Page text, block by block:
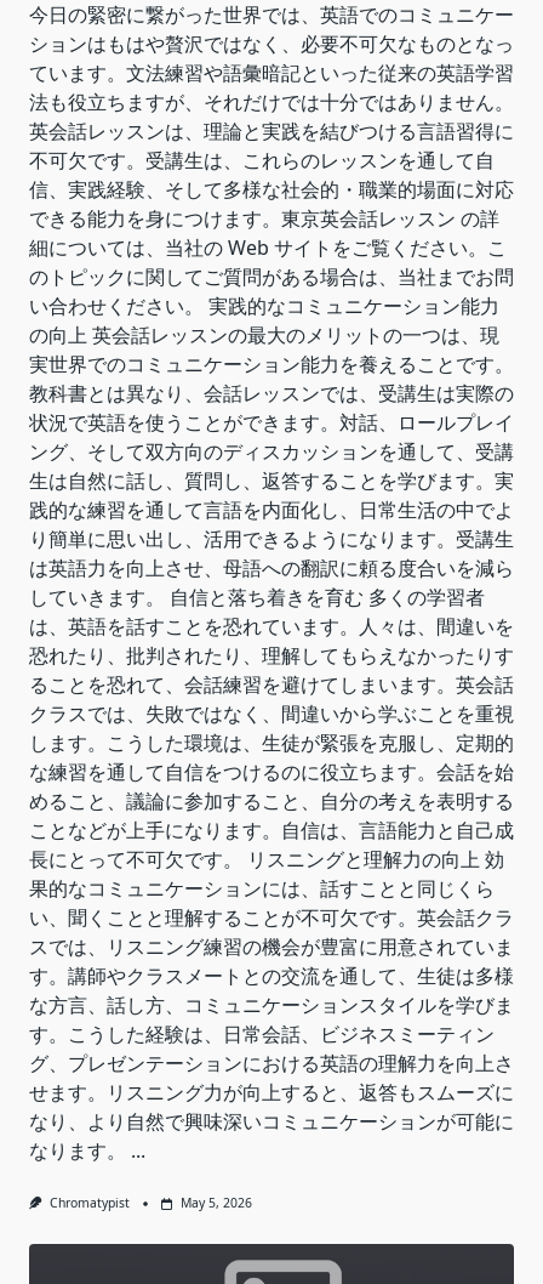
今日の緊密に繋がった世界では、英語でのコミュニケー
ションはもはや贅沢ではなく、必要不可欠なものとなっ
ています。文法練習や語彙暗記といった従来の英語学習
法も役立ちますが、それだけでは十分ではありません。
英会話レッスンは、理論と実践を結びつける言語習得に
不可欠です。受講生は、これらのレッスンを通して自
信、実践経験、そして多様な社会的・職業的場面に対応
できる能力を身につけます。東京英会話レッスン の詳
細については、当社の Web サイトをご覧ください。こ
のトピックに関してご質問がある場合は、当社までお問
い合わせください。 実践的なコミュニケーション能力
の向上 英会話レッスンの最大のメリットの一つは、現
実世界でのコミュニケーション能力を養えることです。
教科書とは異なり、会話レッスンでは、受講生は実際の
状況で英語を使うことができます。対話、ロールプレイ
ング、そして双方向のディスカッションを通して、受講
生は自然に話し、質問し、返答することを学びます。実
践的な練習を通して言語を内面化し、日常生活の中でよ
り簡単に思い出し、活用できるようになります。受講生
は英語力を向上させ、母語への翻訳に頼る度合いを減ら
していきます。 自信と落ち着きを育む 多くの学習者
は、英語を話すことを恐れています。人々は、間違いを
恐れたり、批判されたり、理解してもらえなかったりす
ることを恐れて、会話練習を避けてしまいます。英会話
クラスでは、失敗ではなく、間違いから学ぶことを重視
します。こうした環境は、生徒が緊張を克服し、定期的
な練習を通して自信をつけるのに役立ちます。会話を始
めること、議論に参加すること、自分の考えを表明する
ことなどが上手になります。自信は、言語能力と自己成
長にとって不可欠です。 リスニングと理解力の向上 効
果的なコミュニケーションには、話すことと同じくら
い、聞くことと理解することが不可欠です。英会話クラ
スでは、リスニング練習の機会が豊富に用意されていま
す。講師やクラスメートとの交流を通して、生徒は多様
な方言、話し方、コミュニケーションスタイルを学びま
す。こうした経験は、日常会話、ビジネスミーティン
グ、プレゼンテーションにおける英語の理解力を向上さ
せます。リスニング力が向上すると、返答もスムーズに
なり、より自然で興味深いコミュニケーションが可能に
なります。
...
Chromatypist May 5, 2026